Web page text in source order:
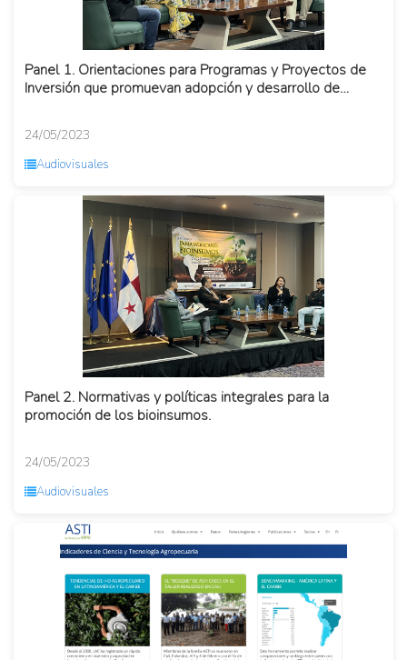
Panel 1. Orientaciones para Programas y Proyectos de
Inversión que promuevan adopción y desarrollo de
24/05/2023
Audiovisuales
Panel 2. Normativas y políticas integrales para la
promoción de los bioinsumos.
24/05/2023
Audiovisuales